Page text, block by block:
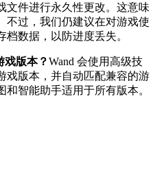
文件进行永久性更改。这意味
不过，我们仍建议在对游戏使
数据，以防进度丢失。
戏版本？Wand 会使用高级技
戏版本，并自动匹配兼容的游
智能助手适用于所有版本。